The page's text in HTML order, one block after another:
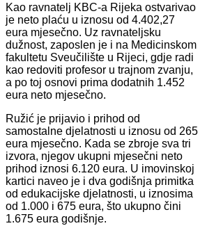
Kao ravnatelj KBC-a Rijeka ostvarivao
je neto plaću u iznosu od 4.402,27
eura mjesečno. Uz ravnateljsku
dužnost, zaposlen je i na Medicinskom
fakultetu Sveučilište u Rijeci, gdje radi
kao redoviti profesor u trajnom zvanju,
a po toj osnovi prima dodatnih 1.452
eura neto mjesečno.
Ružić je prijavio i prihod od
samostalne djelatnosti u iznosu od 265
eura mjesečno. Kada se zbroje sva tri
izvora, njegov ukupni mjesečni neto
prihod iznosi 6.120 eura. U imovinskoj
kartici naveo je i dva godišnja primitka
od edukacijske djelatnosti, u iznosima
od 1.000 i 675 eura, što ukupno čini
1.675 eura godišnje.